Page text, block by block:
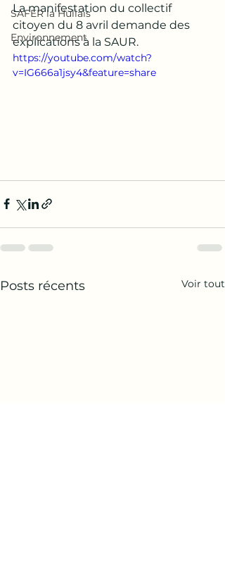
SAFER la Huliais
Environnement
La manifestation du collectif
citoyen du 8 avril demande des
explications à la SAUR.
https://youtube.com/watch?
v=IG666a1jsy4&feature=share
Posts récents Voir tout